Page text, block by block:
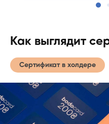
Как выглядит
Сертификат в холдере